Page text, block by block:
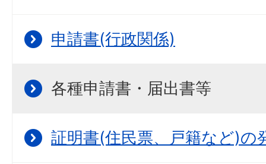
申請書(行政関係)
各種申請書・届出書等
証明書(住民票、戸籍など)の